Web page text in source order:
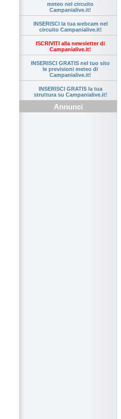
meteo nel circuito
Campanialive.it!
INSERISCI la tua webcam nel
circuito Campanialive.it!
ISCRIVITI alla newsletter di
Campanialive.it!
INSERISCI GRATIS nel tuo sito
le previsioni meteo di
Campanialive.it!
INSERISCI GRATIS la tua
struttura su Campanialive.it!
Annunci